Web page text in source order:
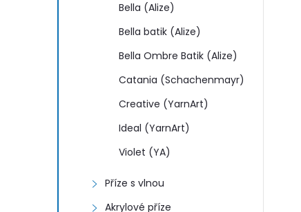
Bella (Alize)
Bella batik (Alize)
Bella Ombre Batik (Alize)
Catania (Schachenmayr)
Creative (YarnArt)
Ideal (YarnArt)
Violet (YA)
Příze s vlnou
Akrylové příze